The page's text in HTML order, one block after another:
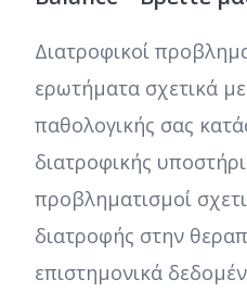
Διατροφικοί
ερωτήματα σχετικά
παθολογικής σας
διατροφικής
προβληματισμοί
διατροφής στην
επιστημονικά